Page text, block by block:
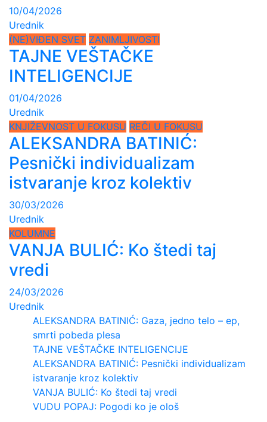
10/04/2026
Urednik
(NE)VIĐEN SVET ZANIMLJIVOSTI
TAJNE VEŠTAČKE
INTELIGENCIJE
01/04/2026
Urednik
KNJIŽEVNOST U FOKUSU REČI U FOKUSU
ALEKSANDRA BATINIĆ:
Pesnički individualizam
istvaranje kroz kolektiv
30/03/2026
Urednik
KOLUMNE
VANJA BULIĆ: Ko štedi taj
vredi
24/03/2026
Urednik
ALEKSANDRA BATINIĆ: Gaza, jedno telo – ep,
smrti pobeda plesa
TAJNE VEŠTAČKE INTELIGENCIJE
ALEKSANDRA BATINIĆ: Pesnički individualizam
istvaranje kroz kolektiv
VANJA BULIĆ: Ko štedi taj vredi
VUDU POPAJ: Pogodi ko je ološ